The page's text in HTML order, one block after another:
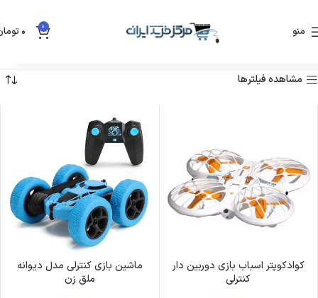
منو 0 ۰
مشاهده فیلترها
کوادکوپتر اسباب بازی دوربین دار
کنترلی
ماشین بازی کنترلی مدل دیوانه
ملق زن